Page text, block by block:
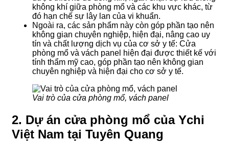
không khí giữa phòng mổ và các khu vực khác, từ
đó hạn chế sự lây lan của vi khuẩn.
Ngoài ra, các sản phẩm này còn góp phần tạo nên
không gian chuyên nghiệp, hiện đại, nâng cao uy
tín và chất lượng dịch vụ của cơ sở y tế: Cửa
phòng mổ và vách panel hiện đại được thiết kế với
tính thẩm mỹ cao, góp phần tạo nên không gian
chuyên nghiệp và hiện đại cho cơ sở y tế.
Vai trò của cửa phòng mổ, vách panel
2. Dự án cửa phòng mổ của Ychi
Việt Nam tại Tuyên Quang